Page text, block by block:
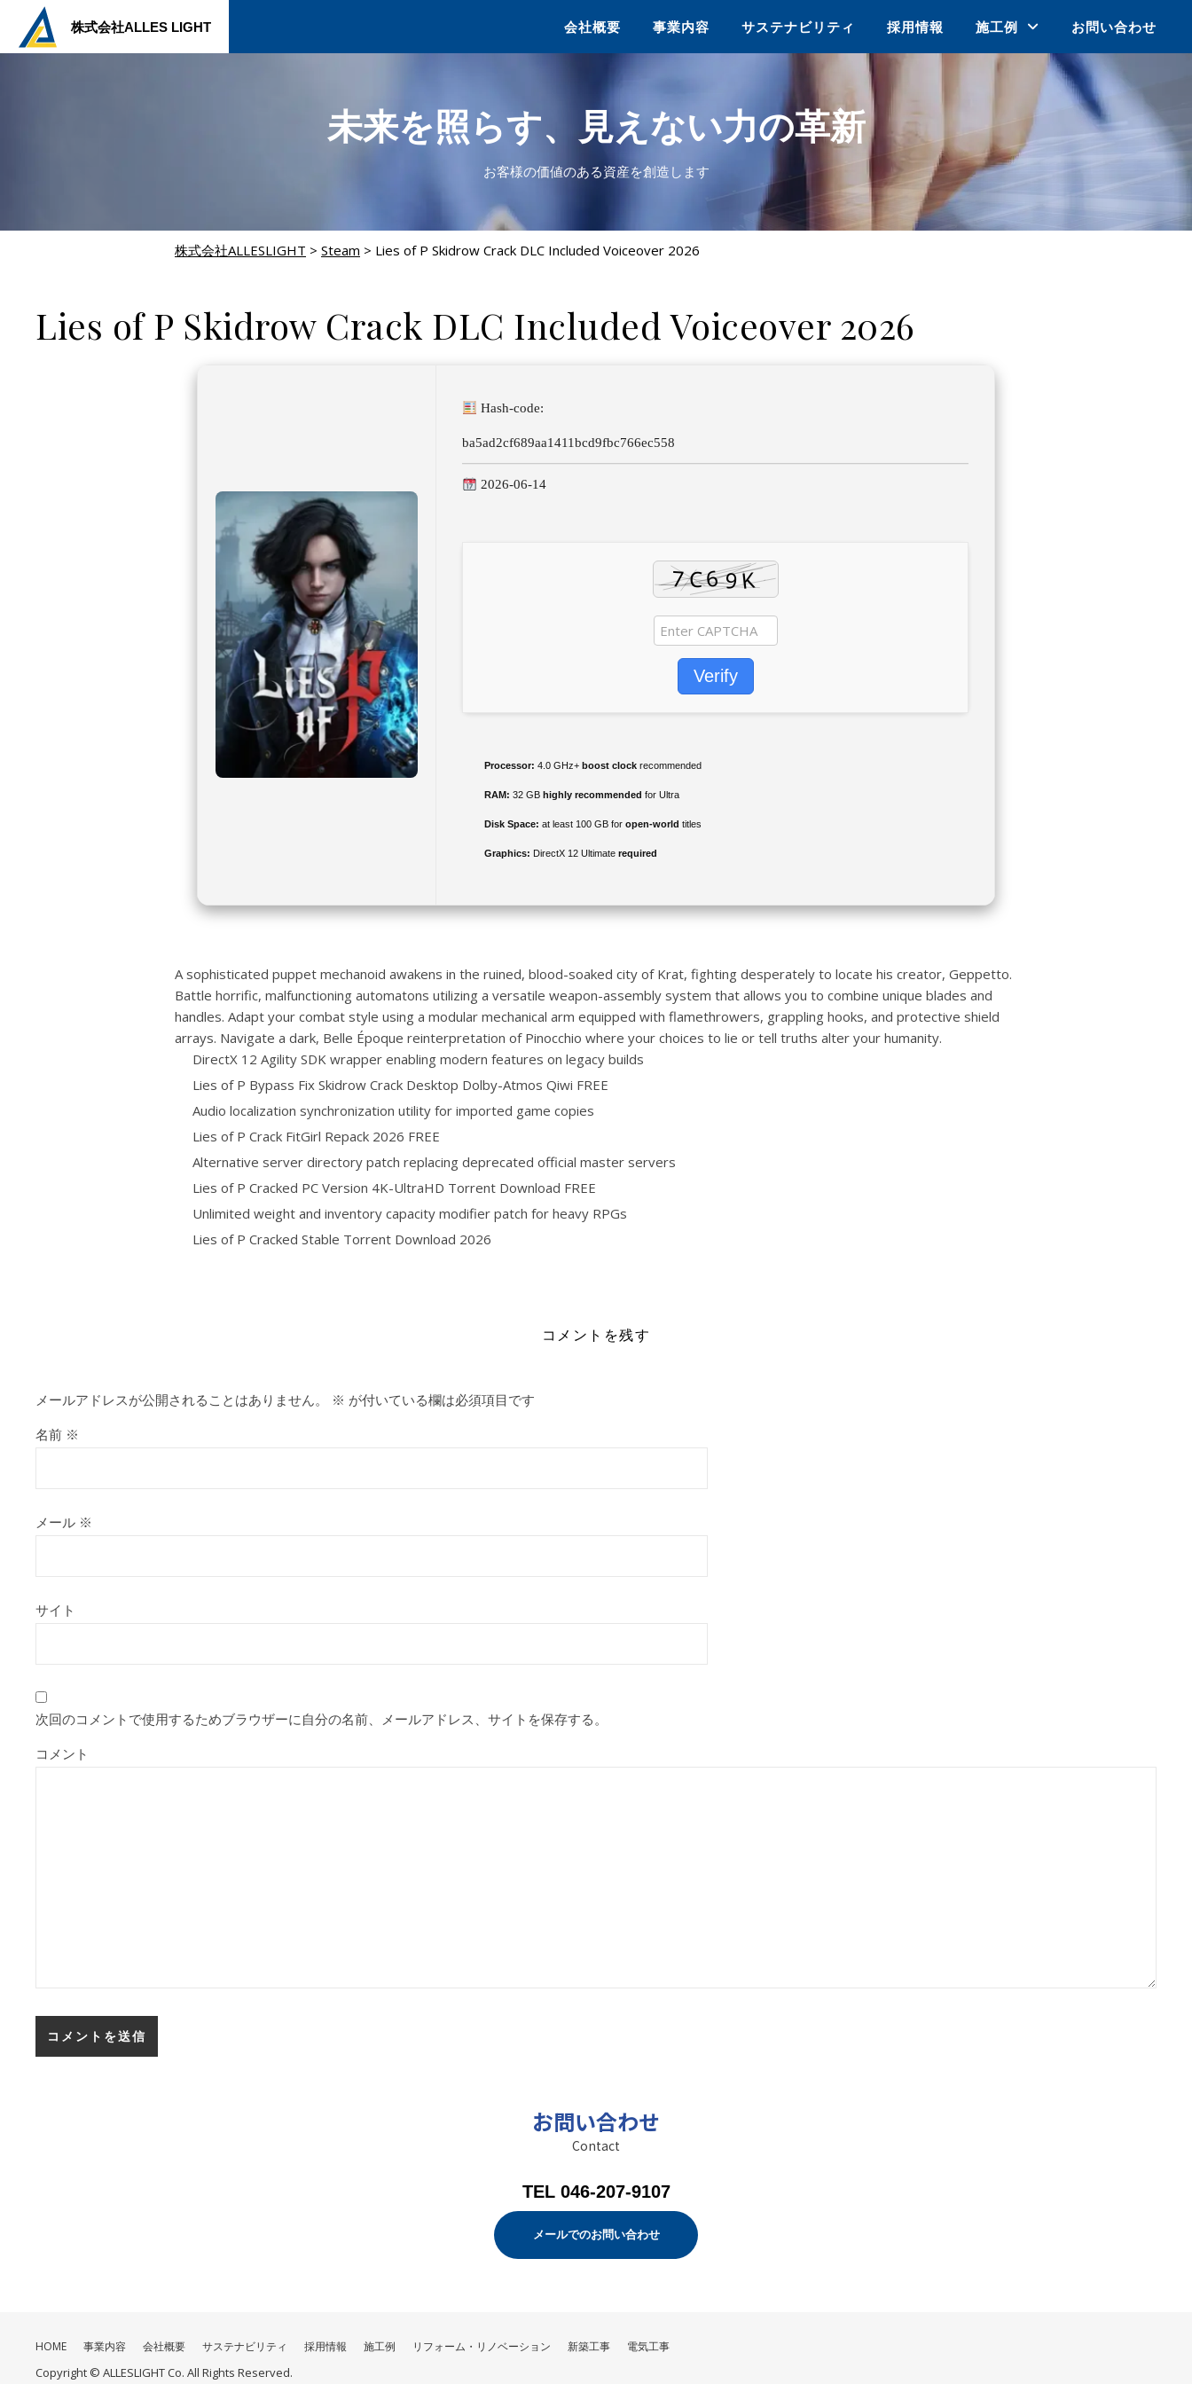
株式会社ALLES LIGHT
未来を照らす、見えない力の革新
お客様の価値のある資産を創造します
株式会社ALLESLIGHT > Steam > Lies of P Skidrow Crack DLC Included Voiceover 2026
会社概要 事業内容 サステナビリティ 採用情報 施工例 お問い合わせ
Lies of P Skidrow Crack DLC Included Voiceover 2026
Hash-code:
ba5ad2cf689aa1411bcd9fbc766ec558
2026-06-14
Verify
Processor: 4.0 GHz+ boost clock recommended
RAM: 32 GB highly recommended for Ultra
Disk Space: at least 100 GB for open-world titles
Graphics: DirectX 12 Ultimate required
A sophisticated puppet mechanoid awakens in the ruined, blood-soaked city of Krat, fighting desperately to locate his creator, Geppetto.
Battle horrific, malfunctioning automatons utilizing a versatile weapon-assembly system that allows you to combine unique blades and
handles. Adapt your combat style using a modular mechanical arm equipped with flamethrowers, grappling hooks, and protective shield
arrays. Navigate a dark, Belle Époque reinterpretation of Pinocchio where your choices to lie or tell truths alter your humanity.
DirectX 12 Agility SDK wrapper enabling modern features on legacy builds
Lies of P Bypass Fix Skidrow Crack Desktop Dolby-Atmos Qiwi FREE
Audio localization synchronization utility for imported game copies
Lies of P Crack FitGirl Repack 2026 FREE
Alternative server directory patch replacing deprecated official master servers
Lies of P Cracked PC Version 4K-UltraHD Torrent Download FREE
Unlimited weight and inventory capacity modifier patch for heavy RPGs
Lies of P Cracked Stable Torrent Download 2026
コメントを残す
メールアドレスが公開されることはありません。 ※ が付いている欄は必須項目です
名前 ※
メール ※
サイト
次回のコメントで使用するためブラウザーに自分の名前、メールアドレス、サイトを保存する。
コメント
お問い合わせ
Contact
TEL 046-207-9107
メールでのお問い合わせ
HOME 事業内容 会社概要 サステナビリティ 採用情報 施工例 リフォーム・リノベーション 新築工事 電気工事
Copyright © ALLESLIGHT Co. All Rights Reserved.